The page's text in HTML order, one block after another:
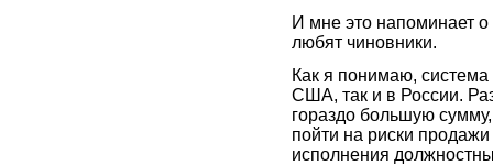
И мне это напоминает о
любят чиновники.
Как я понимаю, система
США, так и в России.
гораздо большую
пойти на риски
исполнения